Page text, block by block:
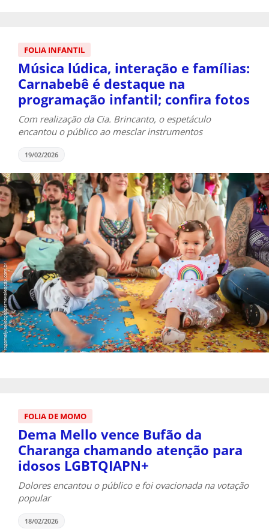
FOLIA INFANTIL
Música lúdica, interação e famílias:
Carnabebê é destaque na
programação infantil; confira fotos
Com realização da Cia. Brincanto, o espetáculo
encantou o público ao mesclar instrumentos
19/02/2026
FOLIA DE MOMO
Dema Mello vence Bufão da
Charanga chamando atenção para
idosos LGBTQIAPN+
Dolores encantou o público e foi ovacionada na votação
popular
18/02/2026